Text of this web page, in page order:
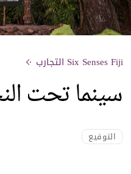
Six Senses Fiji التجارب
سينما تحت
التوقيع